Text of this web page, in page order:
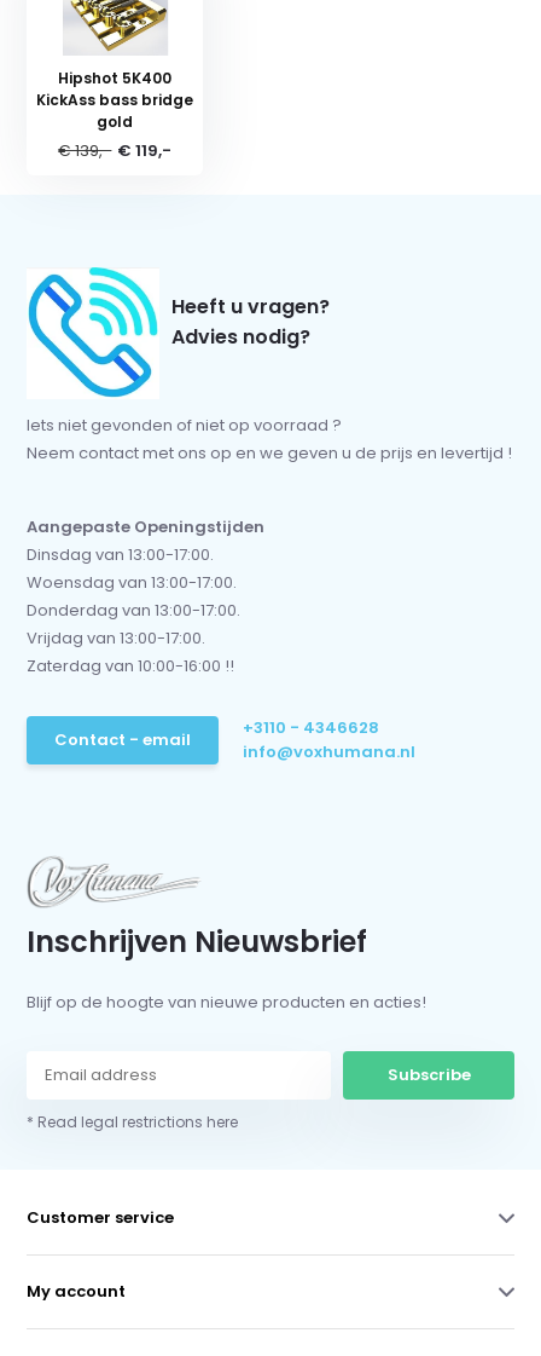
Hipshot 5K400
KickAss bass bridge
gold
€ 139,- € 119,-
Heeft u vragen?
Advies nodig?
Iets niet gevonden of niet op voorraad ?
Neem contact met ons op en we geven u de prijs en levertijd !
Aangepaste Openingstijden
Dinsdag van 13:00-17:00.
Woensdag van 13:00-17:00.
Donderdag van 13:00-17:00.
Vrijdag van 13:00-17:00.
Zaterdag van 10:00-16:00 !!
Contact - email
+3110 - 4346628
info@voxhumana.nl
Inschrijven Nieuwsbrief
Blijf op de hoogte van nieuwe producten en acties!
Subscribe
* Read legal restrictions here
Customer service
My account